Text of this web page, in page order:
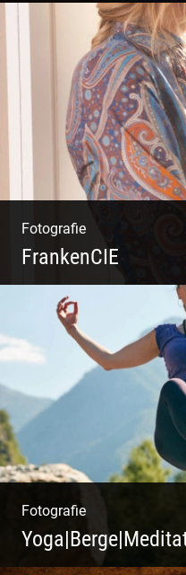
Bildwelten |
Design
Fotografie
FrankenCIE
Fotografie